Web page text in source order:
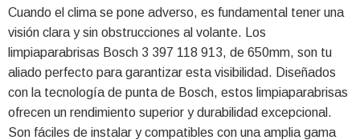
Cuando el clima se pone adverso, es fundamental tener una
visión clara y sin obstrucciones al volante. Los
limpiaparabrisas Bosch 3 397 118 913, de 650mm, son tu
aliado perfecto para garantizar esta visibilidad. Diseñados
con la tecnología de punta de Bosch, estos limpiaparabrisas
ofrecen un rendimiento superior y durabilidad excepcional.
Son fáciles de instalar y compatibles con una amplia gama